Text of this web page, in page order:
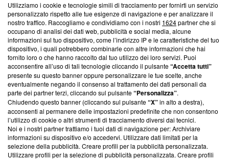
Questa sezione offre informazioni trasparenti su Blasting
News, sui nostri processi editoriali e su come ci impegniamo a
creare news di qualità. Inoltre, afferma la nostra aderenza a
‘Trust Project - News with Integrity’Blasting News non è
ancora membro del programma, ma ha richiesto di farne
parte; Trust Project non ha ancora effettuato una verifica di
conformità agli standard.
Su di noi
Team editoriale
Corporate
Redazione
Utilizziamo i cookie e tecnologie simili di tracciamento per fornirti un servizio
personalizzato rispetto alle tue esigenze di navigazione e per analizzare il
nostro traffico. Raccogliamo e condividiamo con i nostri 1624partner che si
occupano di analisi dei dati web, pubblicità e social media, alcune
informazioni sul tuo dispositivo, come l’indirizzo IP e le caratteristiche del tuo
dispositivo, i quali potrebbero combinarle con altre informazioni che hai
fornito loro o che hanno raccolto dal tuo utilizzo dei loro servizi. Puoi
acconsentire all’uso di tali tecnologie cliccando il pulsante“Accetta tutti”
presente su questo banner oppure personalizzare le tue scelte, anche
eventualmente negando il consenso al trattamento dei dati personali da
parte dei partner terzi, cliccando sul pulsante“Personalizza”.
Chiudendo questo banner (cliccando sul pulsante“X”in alto a destra),
acconsenti al permanere delle impostazioni predefinite che non consentono
l’utilizzo di cookie o altri strumenti di tracciamento diversi dai tecnici.
Noi e i nostri partner trattiamo i tuoi dati di navigazione per: Archiviare
informazioni su dispositivo e/o accedervi. Utilizzare dati limitati per la
selezione della pubblicità. Creare profili per la pubblicità personalizzata.
Utilizzare profili per la selezione di pubblicità personalizzata. Creare profili